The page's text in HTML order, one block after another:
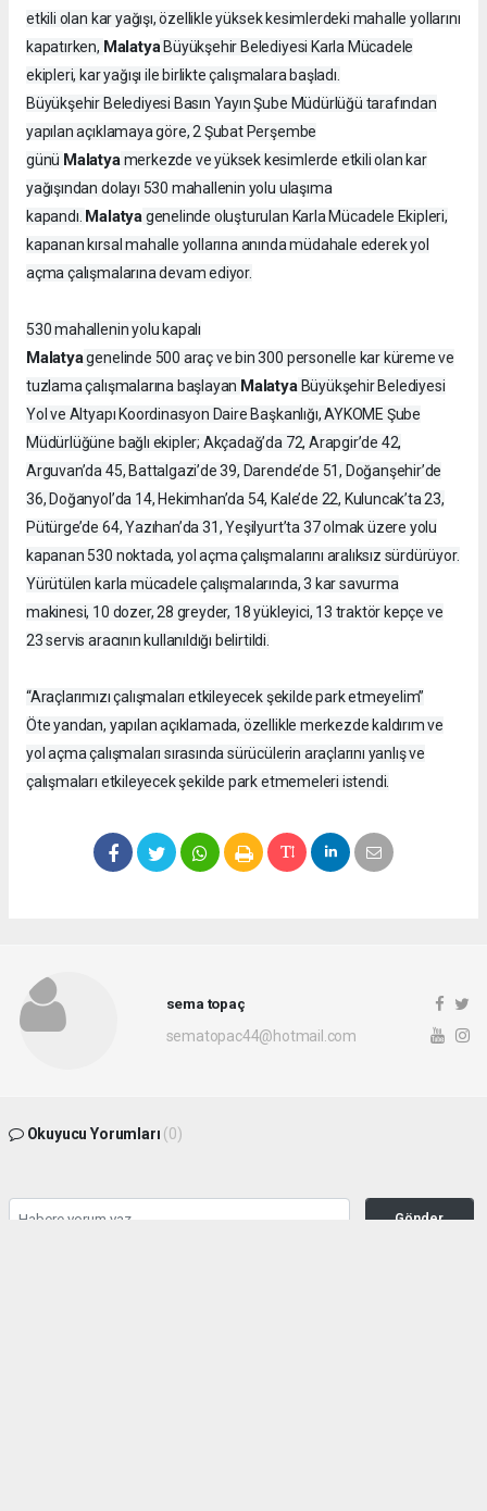
etkili olan kar yağışı, özellikle yüksek kesimlerdeki mahalle yollarını
kapatırken, Malatya Büyükşehir Belediyesi Karla Mücadele
ekipleri, kar yağışı ile birlikte çalışmalara başladı.
Büyükşehir Belediyesi Basın Yayın Şube Müdürlüğü tarafından
yapılan açıklamaya göre, 2 Şubat Perşembe
günü Malatyamerkezde ve yüksek kesimlerde etkili olan kar
yağışından dolayı 530 mahallenin yolu ulaşıma
kapandı. Malatyagenelinde oluşturulan Karla Mücadele Ekipleri,
kapanan kırsal mahalle yollarına anında müdahale ederek yol
açma çalışmalarına devam ediyor.
530 mahallenin yolu kapalı
Malatyagenelinde 500 araç ve bin 300 personelle kar küreme ve
tuzlama çalışmalarına başlayan MalatyaBüyükşehir Belediyesi
Yol ve Altyapı Koordinasyon Daire Başkanlığı, AYKOME Şube
Müdürlüğüne bağlı ekipler; Akçadağ’da 72, Arapgir’de 42,
Arguvan’da 45, Battalgazi’de 39, Darende’de 51, Doğanşehir’de
36, Doğanyol’da 14, Hekimhan’da 54, Kale’de 22, Kuluncak’ta 23,
Pütürge’de 64, Yazıhan’da 31, Yeşilyurt’ta 37 olmak üzere yolu
kapanan 530 noktada, yol açma çalışmalarını aralıksız sürdürüyor.
Yürütülen karla mücadele çalışmalarında, 3 kar savurma
makinesi, 10 dozer, 28 greyder, 18 yükleyici, 13 traktör kepçe ve
23 servis aracının kullanıldığı belirtildi.
“Araçlarımızı çalışmaları etkileyecek şekilde park etmeyelim”
Öte yandan, yapılan açıklamada, özellikle merkezde kaldırım ve
yol açma çalışmaları sırasında sürücülerin araçlarını yanlış ve
çalışmaları etkileyecek şekilde park etmemeleri istendi.
sema topaç
sematopac44@hotmail.com
Okuyucu Yorumları (0)
Gönder